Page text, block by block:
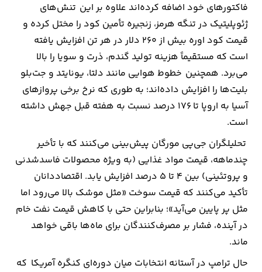
نوتیف
شناور
فاکتورهای خود اضافه کرده‌اند علاوه بر این تنش‌های
ژئوپلیتیک در تنگه هرمز، زنجیره تأمین کود را مختل کرده و
قیمت کود اوره بیش از 260 دلار در هر تن افزایش یافته
است که مستقیماً هزینه تولید گندم، ذرت و سویا را بالا
می‌برد. همچنین خطوط هوایی مانند دلتا، یونایتد و جت‌بلو
بلیت‌ها را افزایش داده‌اند؛ به طوری که نرخ برخی پروازهای
آسیا به اروپا تا 176 درصد نسبت به هفته قبل جهش داشته
است.
تحلیلگران جی‌پی مورگان پیش‌بینی می‌کنند که با تأخیر
چندماهه، قیمت مواد غذایی (به ویژه محصولات فاسدشدنی
و پروتئینی) بین 4 تا 5 درصد افزایش یابد. اقتصاددانان
تأکید می‌کنند که قیمت سوخت «مثل موشک بالا می‌رود اما
مثل پر پایین می‌آید»؛ بنابراین حتی با کاهش قیمت نفت خام
در آینده، فشار بر مصرف‌کنندگان برای ماه‌ها باقی خواهد
ماند.
حال ترامپ در آستانه انتخابات میان دوره‌ای کنگره آمریکا که